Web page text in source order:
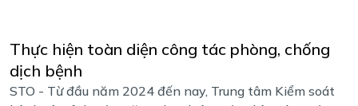
Thực hiện toàn diện công tác phòng, chống
dịch bệnh
STO - Từ đầu năm 2024 đến nay, Trung tâm Kiểm soát